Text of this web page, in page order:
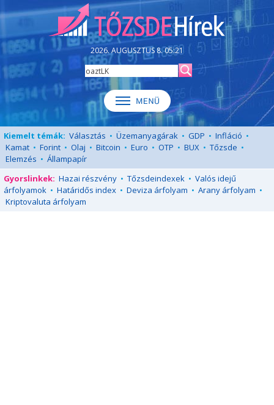
2026. AUGUSZTUS 8. 05:21
Kiemelt témák: Választás • Üzemanyagárak • GDP • Infláció •
Kamat • Forint • Olaj • Bitcoin • Euro • OTP • BUX • Tőzsde •
Elemzés • Állampapír
Gyorslinkek: Hazai részvény • Tőzsdeindexek • Valós idejű
árfolyamok • Határidős index • Deviza árfolyam • Arany árfolyam •
Kriptovaluta árfolyam